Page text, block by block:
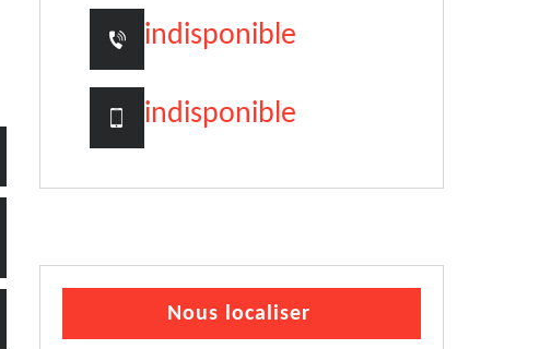
indisponible
indisponible
Nous localiser